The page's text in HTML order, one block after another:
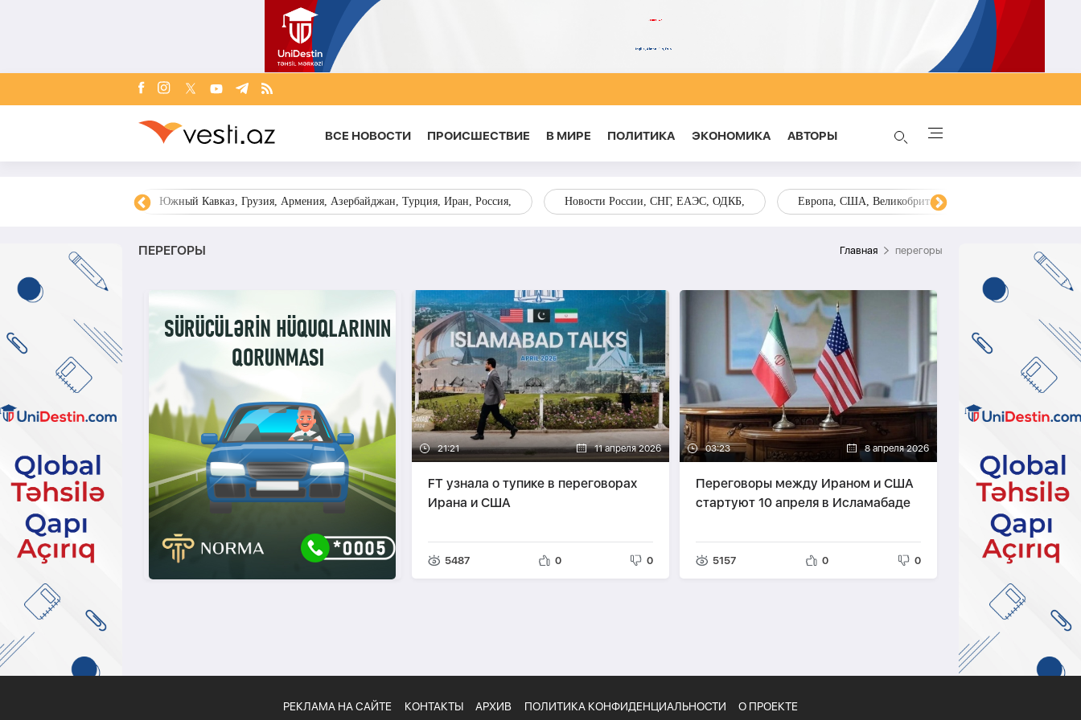
ВСЕ НОВОСТИ ПРОИСШЕСТВИЕ В МИРЕ ПОЛИТИКА ЭКОНОМИКА AВТОРЫ
Южный Кавказ, Грузия, Армения, Азербайджан, Турция, Иран, Россия, Новости России, СНГ, ЕАЭС, ОДКБ, Европа, США, Великобритания, Украина, Запад,
ПЕРЕГОРЫ Главная перегоры
21:21 11 апреля 2026
FT узнала о тупике в переговорах
Ирана и США
5487 0 0
03:23 8 апреля 2026
Переговоры между Ираном и США
стартуют 10 апреля в Исламабаде
5157 0 0
РЕКЛАМА НА САЙТЕ КОНТАКТЫ АРХИВ ПОЛИТИКА КОНФИДЕНЦИАЛЬНОСТИ О ПРОЕКТЕ